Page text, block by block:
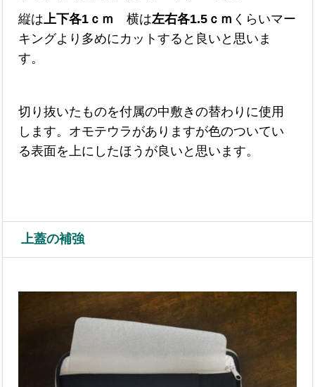
縦は 上下各1ｃｍ 横は左右各1.5ｃｍ くらいマー
キングより多めにカットすると良いと思いま
す。
切り抜いたものを付属の中敷きの替わりに使用
します。オモテウラがありますが色のついてい
る表面を上にしたほうが良いと思います。
上蓋の補強